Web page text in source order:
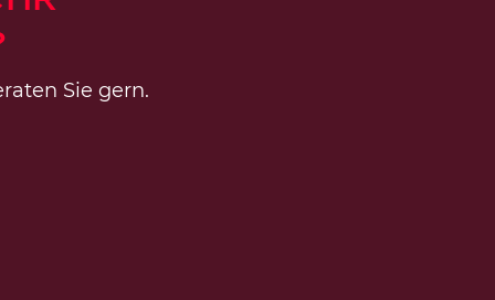
Sie gern.